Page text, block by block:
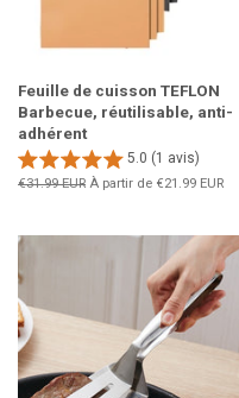
Feuille de cuisson TEFLON
Barbecue, réutilisable, anti-
adhérent
5.0 (1 avis)
Prix
€31.99 EUR À partir de €21.99 EUR